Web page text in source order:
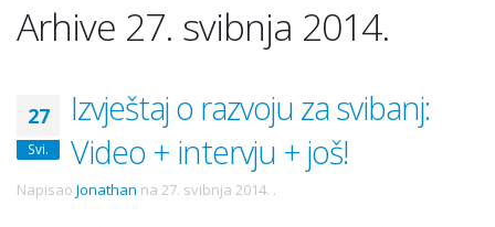
Arhive 27. svibnja 2014.
27
Svi.
Izvještaj o razvoju za svibanj:
Video + intervju + još!
Napisao Jonathan na 27. svibnja 2014. .